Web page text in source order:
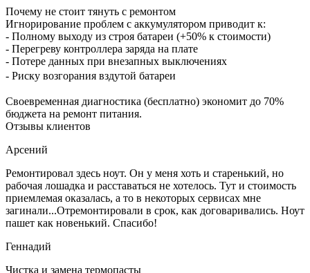
Почему не стоит тянуть с ремонтом
Игнорирование проблем с аккумулятором приводит к:
- Полному выходу из строя батареи (+50% к стоимости)
- Перегреву контроллера заряда на плате
- Потере данных при внезапных выключениях
- Риску возгорания вздутой батареи
Своевременная диагностика (бесплатно) экономит до 70%
бюджета на ремонт питания.
Отзывы клиентов
Арсений
Ремонтировал здесь ноут. Он у меня хоть и старенький, но
рабочая лошадка и расставаться не хотелось. Тут и стоимость
приемлемая оказалась, а то в некоторых сервисах мне
загинали...Отремонтировали в срок, как договаривались. Ноут
пашет как новенький. Спасибо!
Геннадий
Чистка и замена термопасты